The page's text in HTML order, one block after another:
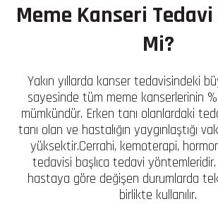
Meme Kanseri
Mi?
Yakın yıllarda kanser tedavisindeki
sayesinde tüm meme kanserlerinin
mümkündür. Erken tanı olanlardaki
tanı olan ve hastalığın yaygınlaştığı
yüksektir.Cerrahi, kemoterapi,
tedavisi başlıca tedavi
hastaya göre değişen durumlarda
birlikte kullanılır.